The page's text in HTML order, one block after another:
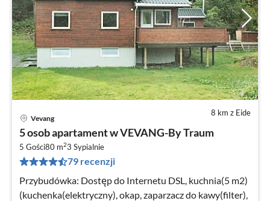
8 km z Eide
Vevang
5 osob apartament w VEVANG-By Traum
5 Gości80 m23 Sypialnie
79 recenzji
Przybudówka: Dostęp do Internetu DSL, kuchnia(5 m2)
(kuchenka(elektryczny), okap, zaparzacz do kawy(filter),